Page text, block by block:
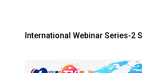
International Webinar Series-2